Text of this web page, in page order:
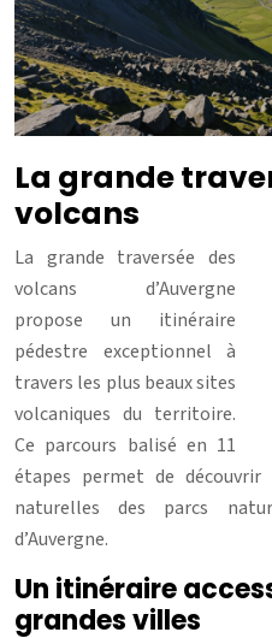
La grande
volcans
La grande traversée des
volcans d’Auvergne
propose un itinéraire
pédestre exceptionnel à
travers les plus beaux sites
volcaniques du territoire.
Ce parcours balisé en 11
étapes permet de
naturelles des parcs
d’Auvergne.
Un itinéraire
grandes villes